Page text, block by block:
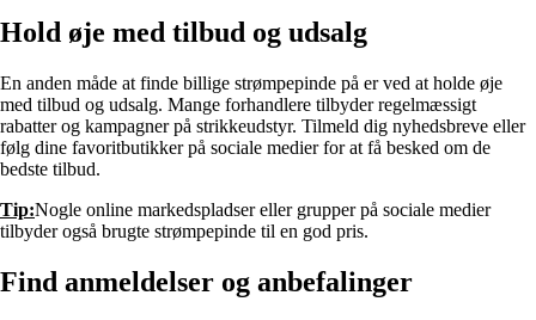
Hold øje med tilbud og udsalg
En anden måde at finde billige strømpepinde på er ved at holde øje
med tilbud og udsalg. Mange forhandlere tilbyder regelmæssigt
rabatter og kampagner på strikkeudstyr. Tilmeld dig nyhedsbreve eller
følg dine favoritbutikker på sociale medier for at få besked om de
bedste tilbud.
Tip:Nogle online markedspladser eller grupper på sociale medier
tilbyder også brugte strømpepinde til en god pris.
Find anmeldelser og anbefalinger